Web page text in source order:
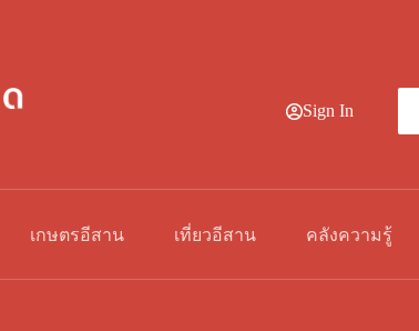
Sign In
เกษตรอีสาน เที่ยวอีสาน คลังความรู้